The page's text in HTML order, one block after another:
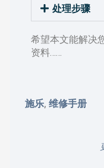
处理步骤
希望本文能解决
资料……
施乐,维修手册